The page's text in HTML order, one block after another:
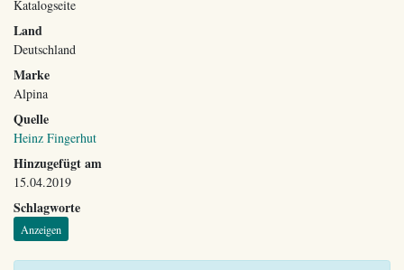
Katalogseite
Land
Deutschland
Marke
Alpina
Quelle
Heinz Fingerhut
Hinzugefügt am
15.04.2019
Schlagworte
Anzeigen